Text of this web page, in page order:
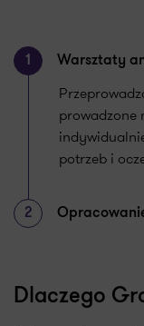
1 Warsztaty
prowadzone
potrzeb i
2
Dlaczego